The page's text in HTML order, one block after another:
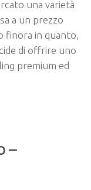
una varietà
a un prezzo
finora in quanto,
di offrire uno
premium ed
–